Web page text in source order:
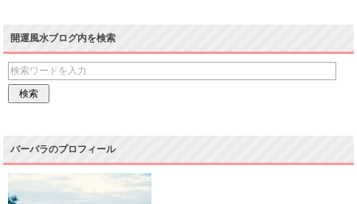
開運風水ブログ内を検索
バーバラのプロフィール